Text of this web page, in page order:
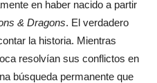
en haber nacido a partir
& Dragons. El verdadero
la historia. Mientras
resolvían sus conflictos en
búsqueda permanente que